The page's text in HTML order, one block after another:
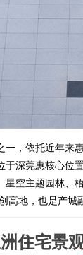
，依托近年来
深莞惠核心位
空主题园林、
高地，也是产城
住宅景